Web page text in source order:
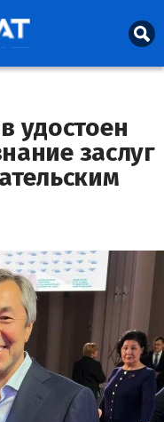
удостоен
заслуг